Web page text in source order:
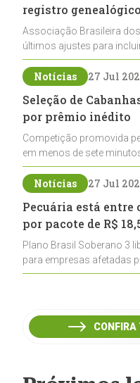
registro
Associação Brasileira
últimos ajustes para
de registros, abrindo
pecuária nacional
Notícias 27 Jul
Seleção de
por prêmio inédito
Competição promovida
em menos de sete
cabanhas na seleção
ao laço
Notícias 27 Jul
Pecuária está entre
por pacote de R$
Plano Brasil Soberano 3
para empresas afetadas
inclui a pecuária entre os